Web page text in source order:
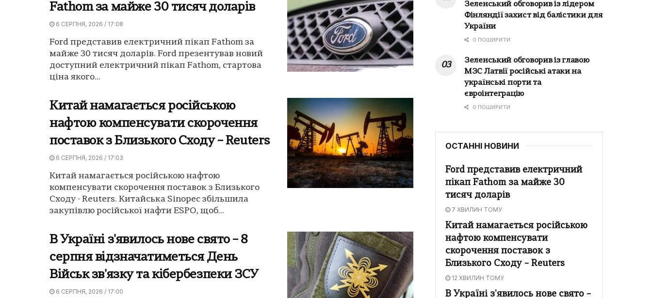
Fathom за майже 30 тисяч доларів
6 СЕРПНЯ, 2026 / 17:08
Ford представив електричний пікап Fathom за
майже 30 тисяч доларів. Ford презентував новий
доступний електричний пікап Fathom, стартова
ціна якого...
Китай намагається російською
нафтою компенсувати скорочення
поставок з Близького Сходу – Reuters
6 СЕРПНЯ, 2026 / 17:03
Китай намагається російською нафтою
компенсувати скорочення поставок з Близького
Сходу - Reuters. Китайська Sinopec збільшила
закупівлю російської нафти ESPO, щоб...
В Україні з'явилось нове свято – 8
серпня відзначатиметься День
Військ зв'язку та кібербезпеки ЗСУ
6 СЕРПНЯ, 2026 / 17:00
Зеленський обговорив із лідером
Фінляндії захист від балістики для
України
0 ПОШИРИТИ
Зеленський обговорив із главою
МЗС Латвії російські атаки на
українські порти та
євроінтеграцію
0 ПОШИРИТИ
ОСТАННІ НОВИНИ
Ford представив електричний
пікап Fathom за майже 30
тисяч доларів
7 ХВИЛИН ТОМУ
Китай намагається російською
нафтою компенсувати
скорочення поставок з
Близького Сходу – Reuters
12 ХВИЛИН ТОМУ
В Україні з'явилось нове свято –